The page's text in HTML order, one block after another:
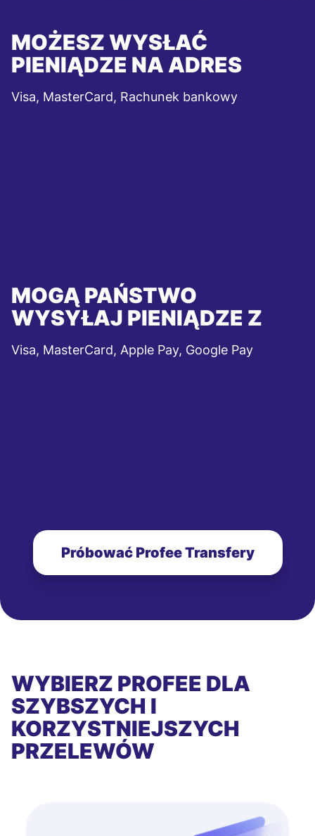
MOŻESZ WYSŁAĆ
PIENIĄDZE NA ADRES
Visa, MasterCard, Rachunek bankowy
MOGĄ PAŃSTWO
WYSYŁAJ PIENIĄDZE Z
Visa, MasterCard, Apple Pay, Google Pay
Próbować Profee Transfery
WYBIERZ PROFEE DLA
SZYBSZYCH I
KORZYSTNIEJSZYCH
PRZELEWÓW